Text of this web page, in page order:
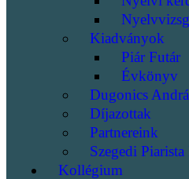
Kiadványok
Piár Futár
Évkönyv
Dugonics
Díjazottak
Partnereink
Szegedi
Kollégium